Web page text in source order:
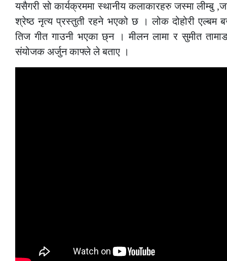
यसैगरी सो कार्यक्रममा स्थानीय कलाकारहरु जस्मा लीम्बु
श्रेष्ठ नृत्य प्रस्तुती रहने भएको छ । लोक दोहोरी एल्बम
तिज गीत गाउनी भएका छ्न । मीलन लामा र सुमीत
संयोजक अर्जुन काफ्ले ले बताए ।